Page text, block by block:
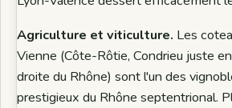
Agriculture et viticulture. Les
Vienne (Côte-Rôtie, Condrieu juste
droite du Rhône) sont l'un des
prestigieux du Rhône septentrional.